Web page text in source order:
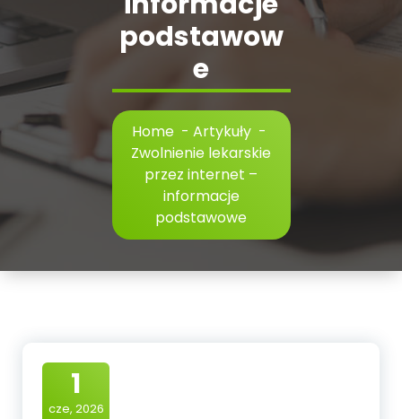
podstawow
e
Home - Artykuły -
Zwolnienie lekarskie
przez internet –
informacje
podstawowe
1
cze, 2026